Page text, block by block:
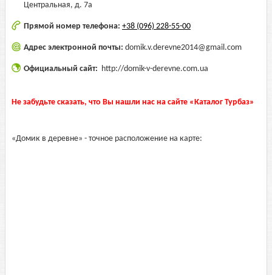
Центральная, д. 7а
Прямой номер телефона: +38 (096) 228-55-00
Адрес электронной почты: domik.v.derevne2014@gmail.com
Официальный сайт: http://domik-v-derevne.com.ua
Не забудьте сказать, что Вы нашли нас на сайте «Каталог Турбаз»
«Домик в деревне» - точное расположение на карте: